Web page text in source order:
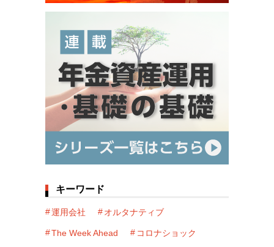
キーワード
運用会社 オルタナティブ
The Week Ahead コロナショック